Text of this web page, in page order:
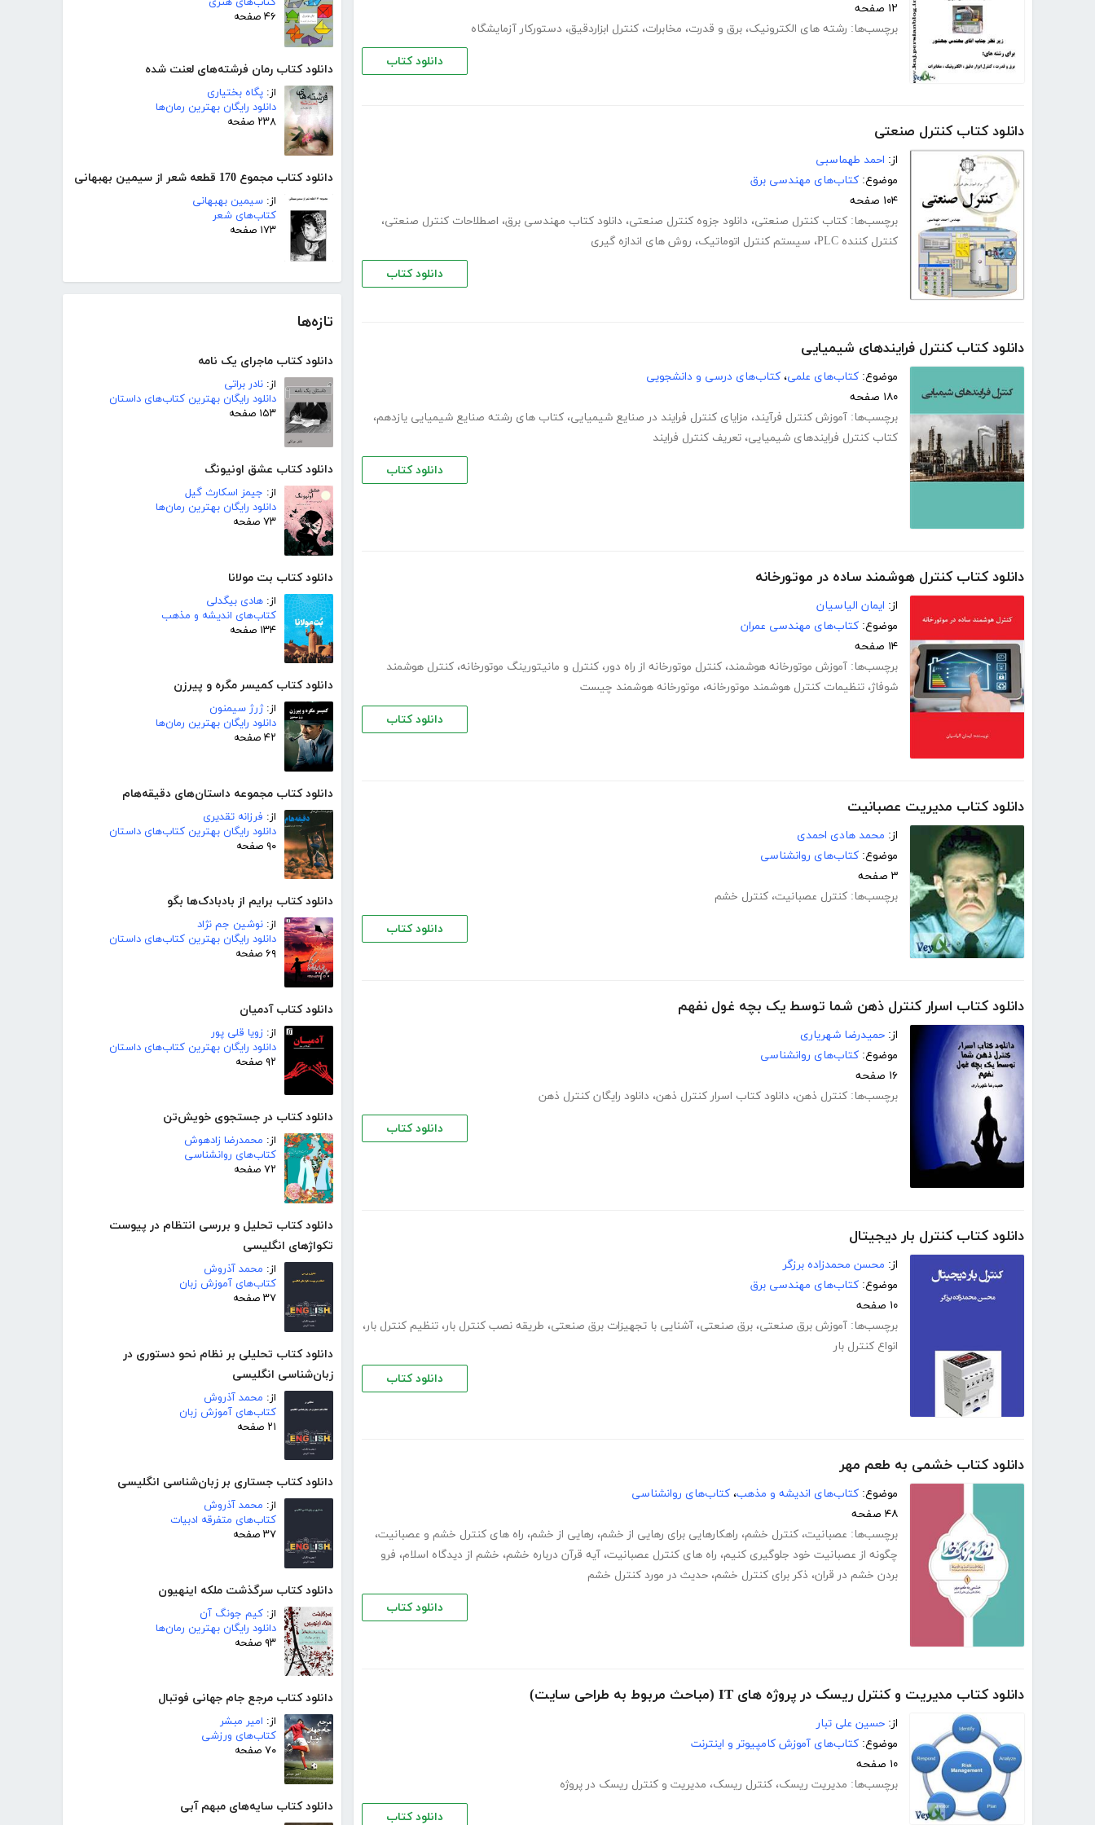
۴۶ صفحه
دانلود کتاب رمان فرشته‌های لعنت شده
از: پگاه بختیاری
دانلود رایگان بهترین رمان‌ها
۲۳۸ صفحه
دانلود کتاب مجموع 170 قطعه شعر از سیمین بهبهانی
از: سیمین بهبهانی
کتاب‌های شعر
۱۷۳ صفحه
تازه‌ها
دانلود کتاب ماجرای یک نامه
از: نادر براتی
دانلود رایگان بهترین کتاب‌های داستان
۱۵۳ صفحه
دانلود کتاب عشق اونیونگ
از: جیمز اسکارث گیل
دانلود رایگان بهترین رمان‌ها
۷۳ صفحه
دانلود کتاب بت مولانا
از: هادی بیگدلی
کتاب‌های اندیشه و مذهب
۱۳۴ صفحه
دانلود کتاب کمیسر مگره و پیرزن
از:ژرژ سیمنون
دانلود رایگان بهترین رمان‌ها
۴۲ صفحه
دانلود کتاب مجموعه داستان‌های دقیقه‌هام
از: فرزانه تقدیری
دانلود رایگان بهترین کتاب‌های داستان
۹۰ صفحه
دانلود کتاب برایم از بادبادک‌ها بگو
از: نوشین جم نژاد
دانلود رایگان بهترین کتاب‌های داستان
۶۹ صفحه
دانلود کتاب آدمیان
از: زویا قلی پور
دانلود رایگان بهترین کتاب‌های داستان
۹۲ صفحه
دانلود کتاب در جستجوی خویش‌تن
از: محمدرضا زادهوش
کتاب‌های روانشناسی
۷۲ صفحه
دانلود کتاب تحلیل و بررسی انتظام در پیوست
تکواژهای انگلیسی
از: محمد آذروش
کتاب‌های آموزش زبان
۳۷ صفحه
دانلود کتاب تحلیلی بر نظام نحو دستوری در
زبان‌شناسی انگلیسی
از: محمد آذروش
کتاب‌های آموزش زبان
۲۱ صفحه
دانلود کتاب جستاری بر زبان‌شناسی انگلیسی
از: محمد آذروش
کتاب‌های متفرقه ادبیات
۳۷ صفحه
دانلود کتاب سرگذشت ملکه اینهیون
از: کیم جونگ آن
دانلود رایگان بهترین رمان‌ها
۹۳ صفحه
دانلود کتاب مرجع جام جهانی فوتبال
از: امیر مبشر
کتاب‌های ورزشی
۷۰ صفحه
دانلود کتاب سایه‌های مبهم آبی
۱۲ صفحه
برچسب‌ها: رشته های الکترونیک، برق و قدرت، مخابرات، کنترل ابزاردقیق، دستورکار آزمایشگاه
دانلود کتاب
دانلود کتاب کنترل صنعتی
از: احمد طهماسبی
موضوع: کتاب‌های مهندسی برق
۱۰۴ صفحه
برچسب‌ها: کتاب کنترل صنعتی، دانلود جزوه کنترل صنعتی، دانلود کتاب مهندسی برق، اصطلاحات کنترل صنعتی،
کنترل کننده PLC
، سیستم کنترل اتوماتیک، روش های اندازه گیری
دانلود کتاب
دانلود کتاب کنترل فرایندهای شیمیایی
موضوع: کتاب‌های علمی، کتاب‌های درسی و دانشجویی
۱۸۰ صفحه
برچسب‌ها: آموزش کنترل فرآیند، مزایای کنترل فرایند در صنایع شیمیایی، کتاب های رشته صنایع شیمیایی یازدهم،
کتاب کنترل فرایندهای شیمیایی، تعریف کنترل فرایند
دانلود کتاب
دانلود کتاب کنترل هوشمند ساده در موتورخانه
از: ایمان الیاسیان
موضوع: کتاب‌های مهندسی عمران
۱۴ صفحه
برچسب‌ها: آموزش موتورخانه هوشمند، کنترل موتورخانه از راه دور، کنترل و مانیتورینگ موتورخانه، کنترل هوشمند
شوفاژ، تنظیمات کنترل هوشمند موتورخانه، موتورخانه هوشمند چیست
دانلود کتاب
دانلود کتاب مدیریت عصبانیت
از: محمد هادی احمدی
موضوع: کتاب‌های روانشناسی
۳ صفحه
برچسب‌ها: کنترل عصبانیت، کنترل خشم
دانلود کتاب
دانلود کتاب اسرار کنترل ذهن شما توسط یک بچه غول نفهم
از: حمیدرضا شهریاری
موضوع: کتاب‌های روانشناسی
۱۶ صفحه
برچسب‌ها: کنترل ذهن، دانلود کتاب اسرار کنترل ذهن، دانلود رایگان کنترل ذهن
دانلود کتاب
دانلود کتاب کنترل بار دیجیتال
از: محسن محمدزاده برزگر
موضوع: کتاب‌های مهندسی برق
۱۰ صفحه
برچسب‌ها: آموزش برق صنعتی، برق صنعتی، آشنایی با تجهیزات برق صنعتی، طریقه نصب کنترل بار، تنظیم کنترل بار،
انواع کنترل بار
دانلود کتاب
دانلود کتاب خشمی به طعم مهر
موضوع: کتاب‌های اندیشه و مذهب، کتاب‌های روانشناسی
۴۸ صفحه
برچسب‌ها: عصبانیت، کنترل خشم، راهکارهایی برای رهایی از خشم، رهایی از خشم، راه های کنترل خشم و عصبانیت،
چگونه از عصبانیت خود جلوگیری کنیم، راه های کنترل عصبانیت، آیه قرآن درباره خشم، خشم از دیدگاه اسلام، فرو
بردن خشم در قران، ذکر برای کنترل خشم، حدیث در مورد کنترل خشم
دانلود کتاب
دانلود کتاب مدیریت و کنترل ریسک در پروژه های IT (مباحث مربوط به طراحی سایت)
از: حسین علی تبار
موضوع: کتاب‌های آموزش کامپیوتر و اینترنت
۱۰ صفحه
برچسب‌ها: مدیریت ریسک، کنترل ریسک، مدیریت و کنترل ریسک در پروژه
دانلود کتاب